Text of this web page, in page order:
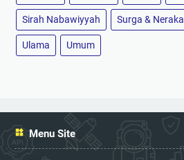
Sirah Nabawiyyah Surga & Neraka
Ulama Umum
Menu Site